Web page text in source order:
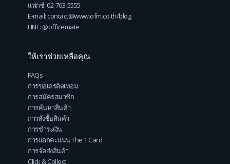
แฟกซ์: 02-763-5555
E-mail: contact@www.ofm.co.th/blog
LINE: @officemate
ให้เราช่วยเหลือคุณ
FAQs
การขอเครดิตเทอม
การสมัครสมาชิก
การค้นหาสินค้า
การสั่งซื้อสินค้า
การชำระเงิน
การแลกคะแนน The 1 Card
การจัดส่งสินค้า
Click & Collect